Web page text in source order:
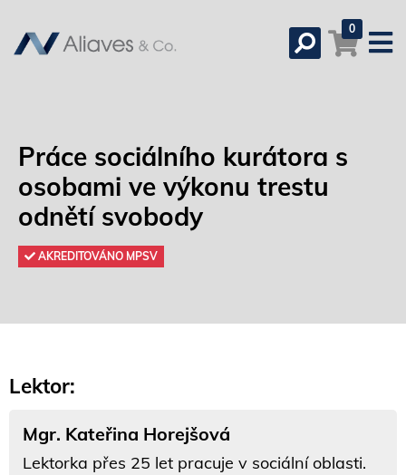
0
Práce sociálního kurátora s
osobami ve výkonu trestu
odnětí svobody
AKREDITOVÁNO MPSV
Lektor:
Mgr. Kateřina Horejšová
Lektorka přes 25 let pracuje v sociální oblasti.